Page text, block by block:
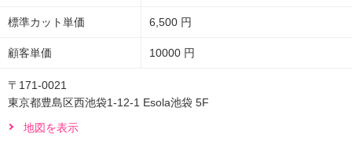
標準カット単価 6,500 円
顧客単価 10000 円
〒171-0021
東京都豊島区西池袋1-12-1 Esola池袋 5F
地図を表示